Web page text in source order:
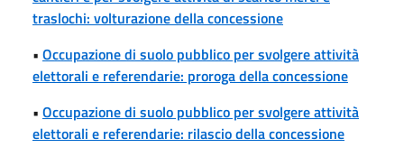
traslochi: volturazione della concessione
• Occupazione di suolo pubblico per svolgere attività
elettorali e referendarie: proroga della concessione
• Occupazione di suolo pubblico per svolgere attività
elettorali e referendarie: rilascio della concessione